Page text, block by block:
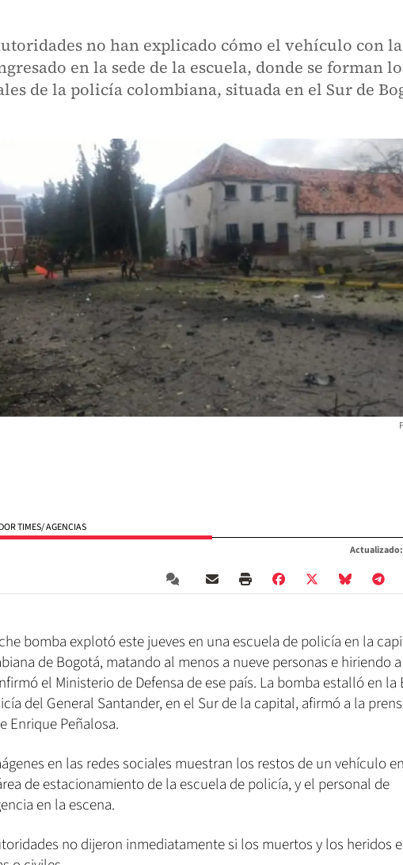
no han explicado cómo el vehículo con
en la sede de la escuela, donde se forman
de la policía colombiana, situada en el Sur de
TIMES/ AGENCIAS
Actualizado:
bomba explotó este jueves en una escuela de policía en la
de Bogotá, matando al menos a nueve personas e hiriendo
el Ministerio de Defensa de ese país. La bomba estalló en la
del General Santander, en el Sur de la capital, afirmó a la
Enrique Peñalosa.
en las redes sociales muestran los restos de un vehículo
de estacionamiento de la escuela de policía, y el personal de
en la escena.
no dijeron inmediatamente si los muertos y los heridos